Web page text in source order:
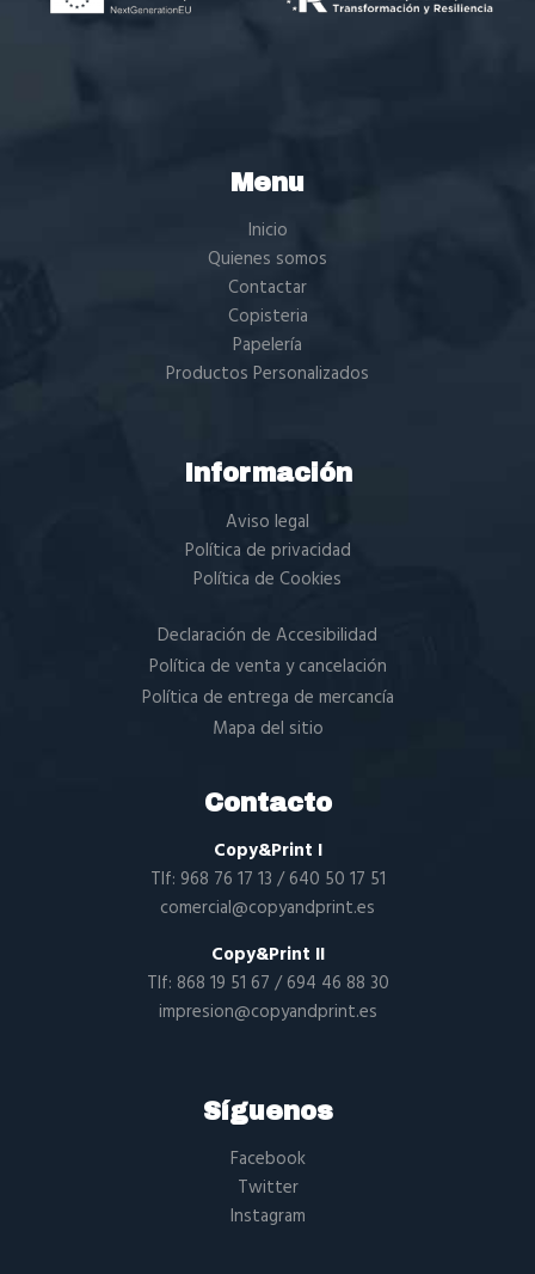
Menu
Inicio
Quienes somos
Contactar
Copisteria
Papelería
Productos Personalizados
Información
Aviso legal
Política de privacidad
Política de Cookies
Declaración de Accesibilidad
Política de venta y cancelación
Política de entrega de mercancía
Mapa del sitio
Contacto
Copy&Print I
Tlf: 968 76 17 13 /640 50 17 51
comercial@copyandprint.es
Copy&Print II
Tlf: 868 19 51 67 /694 46 88 30
impresion@copyandprint.es
Síguenos
Facebook
Twitter
Instagram